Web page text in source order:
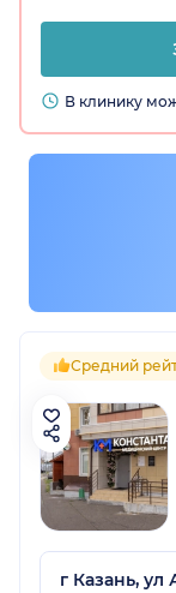
В клинику
Средний
г Казань, ул